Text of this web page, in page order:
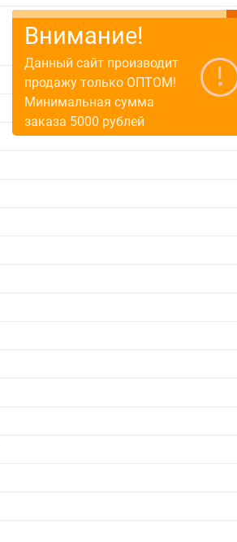
Внимание!
Данный сайт производит
продажу только ОПТОМ!
Минимальная сумма
заказа 5000 рублей